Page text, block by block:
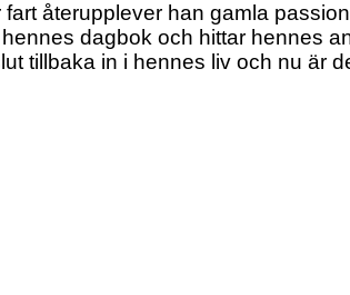
återupplever han gamla
dagbok och hittar hennes
tillbaka in i hennes liv och nu är